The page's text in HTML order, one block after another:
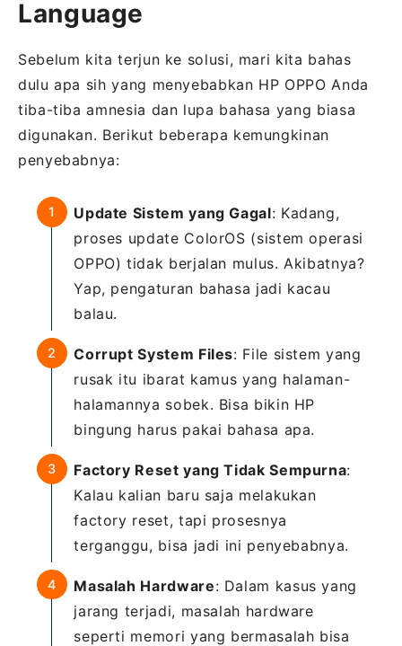
Language
Sebelum kita terjun ke solusi, mari kita bahas
dulu apa sih yang menyebabkan HP OPPO Anda
tiba-tiba amnesia dan lupa bahasa yang biasa
digunakan. Berikut beberapa kemungkinan
penyebabnya:
Update Sistem yang Gagal: Kadang,
proses update ColorOS (sistem operasi
OPPO) tidak berjalan mulus. Akibatnya?
Yap, pengaturan bahasa jadi kacau
balau.
Corrupt System Files: File sistem yang
rusak itu ibarat kamus yang halaman-
halamannya sobek. Bisa bikin HP
bingung harus pakai bahasa apa.
Factory Reset yang Tidak Sempurna:
Kalau kalian baru saja melakukan
factory reset, tapi prosesnya
terganggu, bisa jadi ini penyebabnya.
Masalah Hardware: Dalam kasus yang
jarang terjadi, masalah hardware
seperti memori yang bermasalah bisa